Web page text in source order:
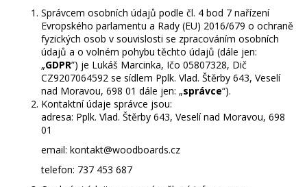
Správcem osobních údajů podle čl. 4 bod 7 nařízení
Evropského parlamentu a Rady (EU) 2016/679 o ochraně
fyzických osob v souvislosti se zpracováním osobních
údajů a o volném pohybu těchto údajů (dále jen:
„GDPR”) je Lukáš Marcinka, Ičo 05807328, Dič
CZ9207064592 se sídlem Pplk. Vlad. Štěrby 643, Veselí
nad Moravou, 698 01 dále jen: „správce“).
Kontaktní údaje správce jsou:
adresa: Pplk. Vlad. Štěrby 643, Veselí nad Moravou, 698
01
email: kontakt@woodboards.cz
telefon: 737 453 687